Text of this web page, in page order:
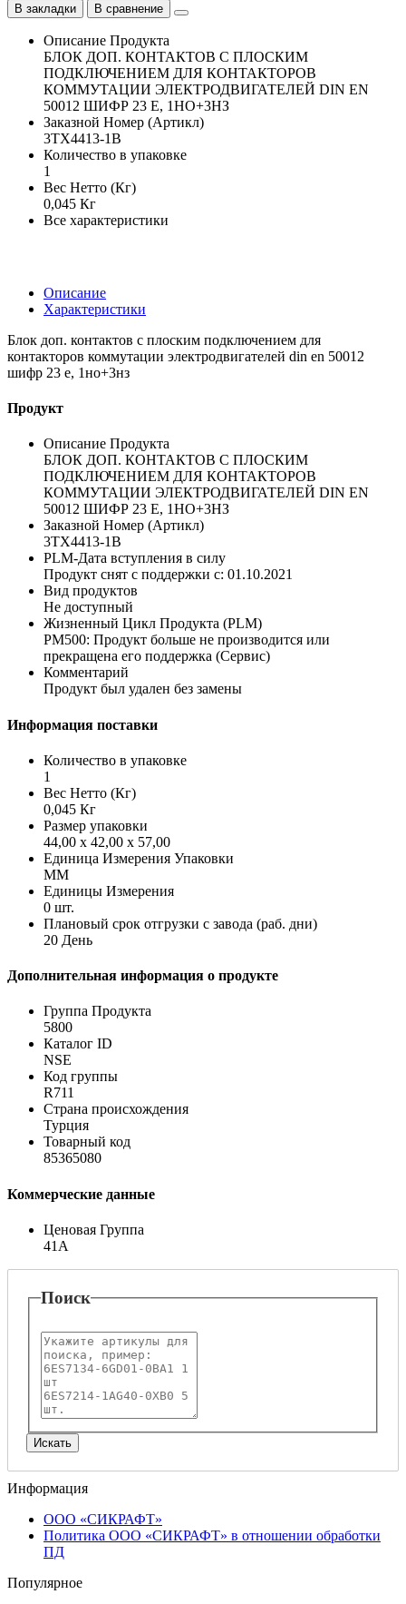
В закладки В сравнение
Описание Продукта
БЛОК ДОП. КОНТАКТОВ С ПЛОСКИМ
ПОДКЛЮЧЕНИЕМ ДЛЯ КОНТАКТОРОВ
КОММУТАЦИИ ЭЛЕКТРОДВИГАТЕЛЕЙ DIN EN
50012 ШИФР 23 E, 1НO+3НЗ
Заказной Номер (Артикл)
3TX4413-1B
Количество в упаковке
1
Вес Нетто (Кг)
0,045 Кг
Все характеристики
Описание
Характеристики
Блок доп. контактов с плоским подключением для
контакторов коммутации электродвигателей din en 50012
шифр 23 e, 1нo+3нз
Продукт
Описание Продукта
БЛОК ДОП. КОНТАКТОВ С ПЛОСКИМ
ПОДКЛЮЧЕНИЕМ ДЛЯ КОНТАКТОРОВ
КОММУТАЦИИ ЭЛЕКТРОДВИГАТЕЛЕЙ DIN EN
50012 ШИФР 23 E, 1НO+3НЗ
Заказной Номер (Артикл)
3TX4413-1B
PLM-Дата вступления в силу
Продукт снят с поддержки с: 01.10.2021
Вид продуктов
Не доступный
Жизненный Цикл Продукта (PLM)
PM500: Продукт больше не производится или
прекращена его поддержка (Сервис)
Комментарий
Продукт был удален без замены
Информация поставки
Количество в упаковке
1
Вес Нетто (Кг)
0,045 Кг
Размер упаковки
44,00 x 42,00 x 57,00
Единица Измерения Упаковки
MM
Единицы Измерения
0 шт.
Плановый срок отгрузки с завода (раб. дни)
20 День
Дополнительная информация о продукте
Группа Продукта
5800
Каталог ID
NSE
Код группы
R711
Страна происхождения
Турция
Товарный код
85365080
Коммерческие данные
Ценовая Группа
41A
Поиск
Информация
ООО «СИКРАФТ»
Политика ООО «СИКРАФТ» в отношении обработки
ПД
Популярное